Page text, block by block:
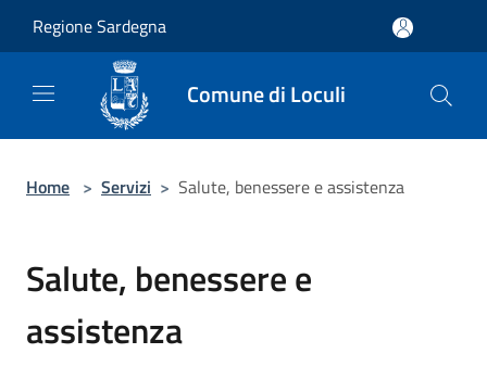
Regione Sardegna
Comune di Loculi
Home > Servizi > Salute, benessere e assistenza
Salute, benessere e
assistenza